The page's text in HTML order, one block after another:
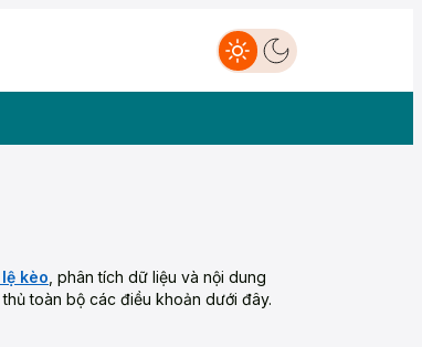
kèo , phân tích dữ liệu và nội dung
toàn bộ các điều khoản dưới đây.